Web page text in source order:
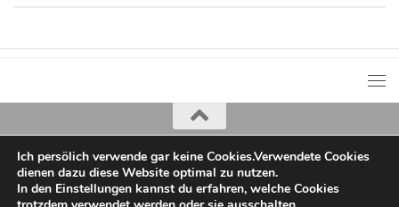
Iris Greiner
copyright 2022
Ich persölich verwende gar keine Cookies.Verwendete Cookies
dienen dazu diese Website optimal zu nutzen.
In den Einstellungen kannst du erfahren, welche Cookies